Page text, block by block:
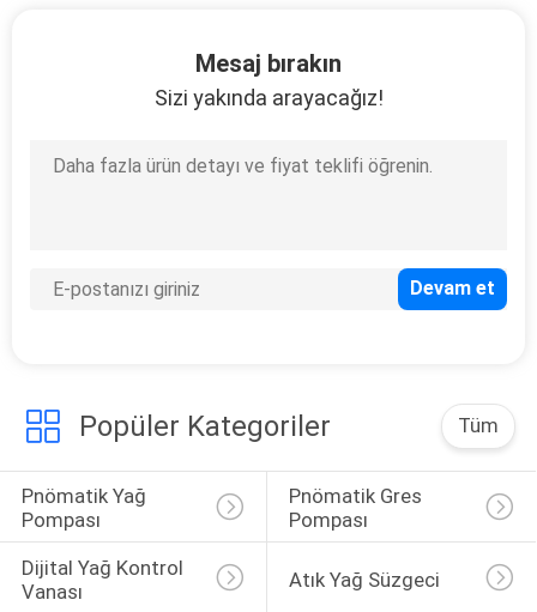
Dijital Yağ Ölçer
Hava Tahrikli
Diyaframlı Pompa
Mesaj bırakın
Sizi yakında arayacağız!
Popüler Kategoriler Tüm
Pnömatik Yağ
Pompası
Pnömatik Gres
Pompası
Dijital Yağ Kontrol
Vanası
Atık Yağ Süzgeci